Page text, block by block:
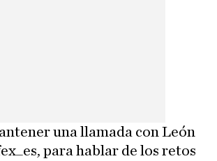
una llamada con León
para hablar de los retos